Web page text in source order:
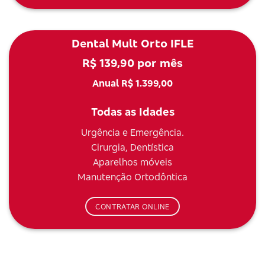
Dental Mult Orto IFLE
R$ 139,90 por mês
Anual R$ 1.399,00
Todas as Idades
Urgência e Emergência.
Cirurgia, Dentística
Aparelhos móveis
Manutenção Ortodôntica
CONTRATAR ONLINE